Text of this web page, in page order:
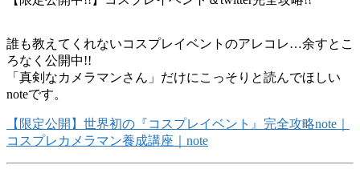
誰も教えてくれないコスプレイベントのアレコレ…余すとこ
ろなく公開中!!
「真剣なカメラマンさん」だけにこっそりと読んでほしい
noteです。
【限定公開】世界初の『コスプレイベント』完全攻略note｜
コスプレカメラマン養成講座｜note